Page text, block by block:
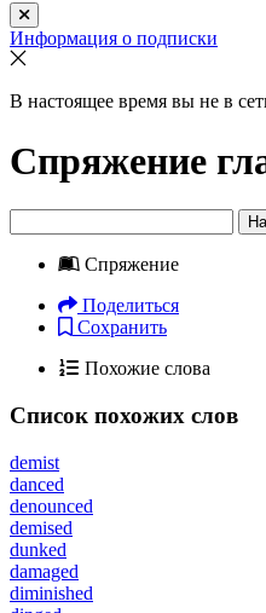
Информация о подписки
В настоящее время вы не в
Спряжение
Спряжение
Поделиться
Сохранить
Похожие слова
Список похожих слов
demist
danced
denounced
demised
dunked
damaged
diminished